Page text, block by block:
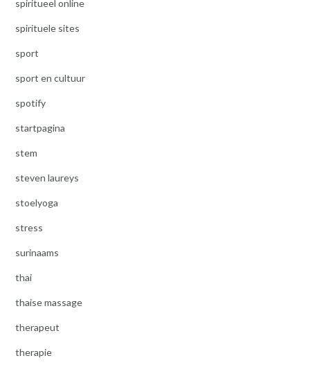
spiritueel online
spirituele sites
sport
sport en cultuur
spotify
startpagina
stem
steven laureys
stoelyoga
stress
surinaams
thai
thaise massage
therapeut
therapie